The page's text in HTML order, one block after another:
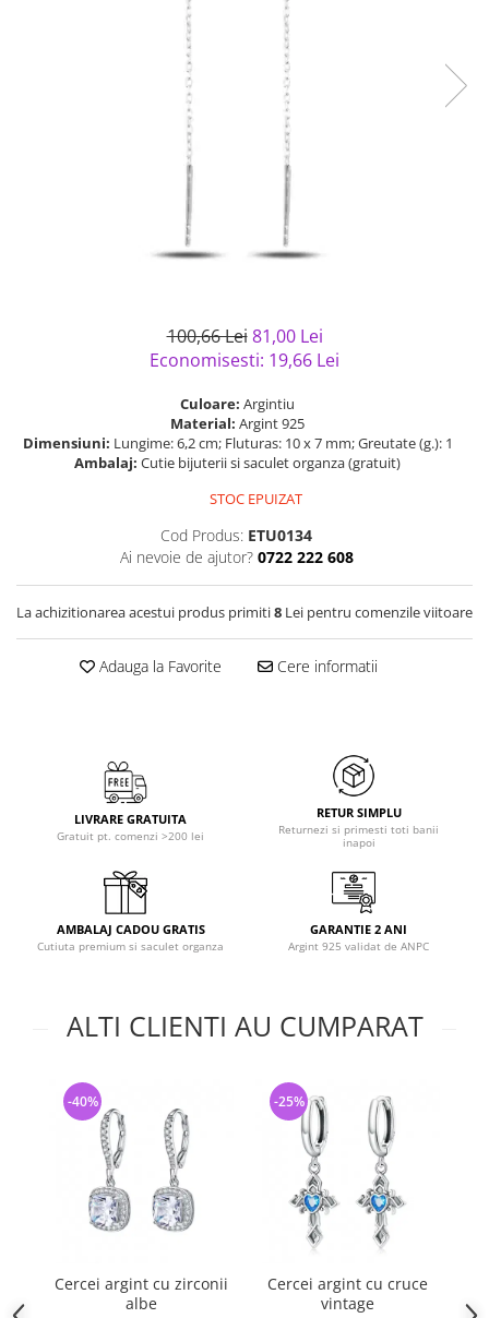
Bijuterii argint placat cu aur
Bijuterii argint cu diverse
Bijuterii argint cu murano
Casete si cutii de bijuterii
100,66 Lei 81,00 Lei
Economisesti: 19,66 Lei
Culoare: Argintiu
Material: Argint 925
Dimensiuni: Lungime: 6,2 cm; Fluturas: 10 x 7 mm; Greutate (g.): 1
Ambalaj: Cutie bijuterii si saculet organza (gratuit)
STOC EPUIZAT
Cod Produs: ETU0134
Ai nevoie de ajutor? 0722 222 608
La achizitionarea acestui produs primiti8 Lei pentru comenzile viitoare
Adauga la Favorite Cere informatii
LIVRARE GRATUITA
Gratuit pt. comenzi >200 lei
RETUR SIMPLU
Returnezi si primesti toti banii
inapoi
AMBALAJ CADOU GRATIS
Cutiuta premium si saculet organza
GARANTIE 2 ANI
Argint 925 validat de ANPC
ALTI CLIENTI AU CUMPARAT
Cercei argint cu zirconii
albe
-40%
Cercei argint cu cruce
vintage
-25%